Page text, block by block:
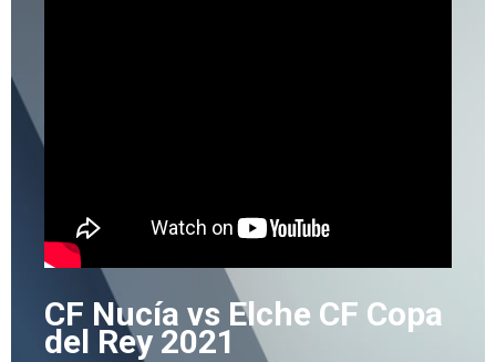
CF Nucía vs Elche CF Copa
del Rey 2021